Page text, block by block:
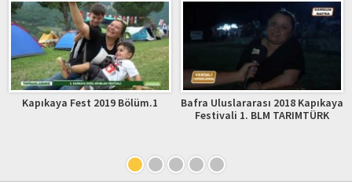
Fest 2019 Bölüm.1
Bafra Uluslararası 2018 Kapıkaya
Festivali 1. BLM TARIMTÜRK